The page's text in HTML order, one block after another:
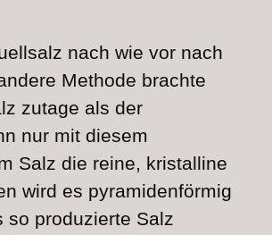
nach wie vor nach
Methode brachte
zutage als der
nur mit diesem
Salz die reine, kristalline
wird es pyramidenförmig
so produzierte Salz